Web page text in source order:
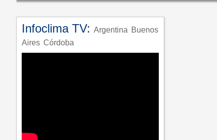
Infoclima TV: Argentina Buenos
Aires Córdoba